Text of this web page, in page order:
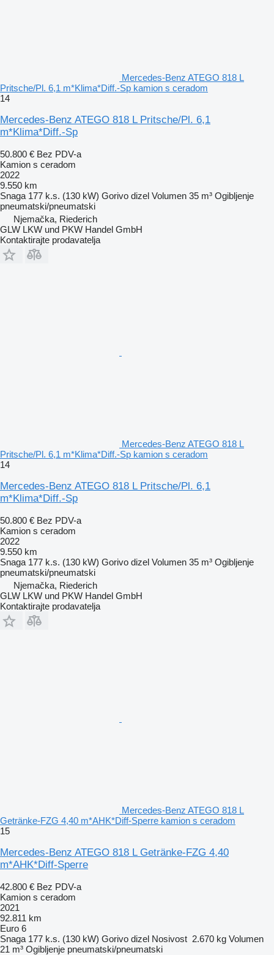
Mercedes-Benz ATEGO 818 L
Pritsche/Pl. 6,1 m*Klima*Diff.-Sp kamion s ceradom
14
Mercedes-Benz ATEGO 818 L Pritsche/Pl. 6,1
m*Klima*Diff.-Sp
50.800 € Bez PDV-a
Kamion s ceradom
2022
9.550 km
Snaga 177 k.s. (130 kW) Gorivo dizel Volumen 35 m³ Ogibljenje
pneumatski/pneumatski
Njemačka, Riederich
GLW LKW und PKW Handel GmbH
Kontaktirajte prodavatelja
Mercedes-Benz ATEGO 818 L
Pritsche/Pl. 6,1 m*Klima*Diff.-Sp kamion s ceradom
14
Mercedes-Benz ATEGO 818 L Pritsche/Pl. 6,1
m*Klima*Diff.-Sp
50.800 € Bez PDV-a
Kamion s ceradom
2022
9.550 km
Snaga 177 k.s. (130 kW) Gorivo dizel Volumen 35 m³ Ogibljenje
pneumatski/pneumatski
Njemačka, Riederich
GLW LKW und PKW Handel GmbH
Kontaktirajte prodavatelja
Mercedes-Benz ATEGO 818 L
Getränke-FZG 4,40 m*AHK*Diff-Sperre kamion s ceradom
15
Mercedes-Benz ATEGO 818 L Getränke-FZG 4,40
m*AHK*Diff-Sperre
42.800 € Bez PDV-a
Kamion s ceradom
2021
92.811 km
Euro 6
Snaga 177 k.s. (130 kW) Gorivo dizel Nosivost 2.670 kg Volumen
21 m³ Ogibljenje pneumatski/pneumatski